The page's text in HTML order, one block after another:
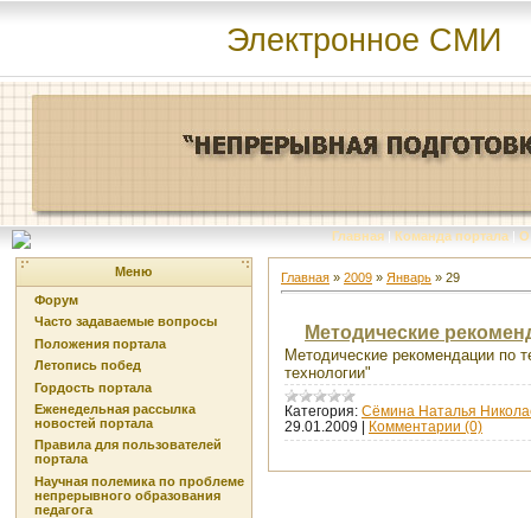
Электронное СМИ
Главная | Команда портала | О
Меню
Форум
Часто задаваемые вопросы
Положения портала
Летопись побед
Гордость портала
Еженедельная рассылка
новостей портала
Правила для пользователей
портала
Научная полемика по проблеме
непрерывного образования
педагога
Главная » 2009 » Январь » 29
Методические
Методические рекомендации по
технологии"
Категория: Сёмина Наталья
29.01.2009
Комментарии (0)